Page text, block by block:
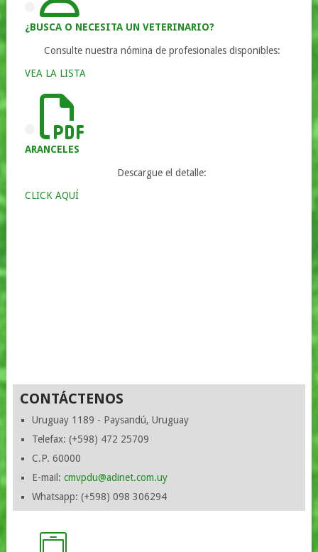
¿BUSCA O NECESITA UN VETERINARIO?
Consulte nuestra nómina de profesionales disponibles:
VEA LA LISTA
ARANCELES
Descargue el detalle:
CLICK AQUÍ
CONTÁCTENOS
Uruguay 1189 - Paysandú, Uruguay
Telefax: (+598) 472 25709
C.P. 60000
E-mail: cmvpdu@adinet.com.uy
Whatsapp: (+598) 098 306294